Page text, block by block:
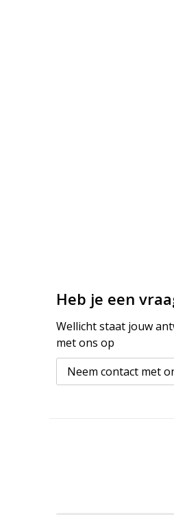
Heb je een
Wellicht staat jouw
met ons op
Neem contact met